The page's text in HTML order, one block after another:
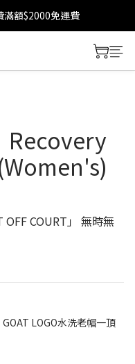
滿額$2000免運費
Recovery
COURT」 無時無
LOGO水洗老帽一頂